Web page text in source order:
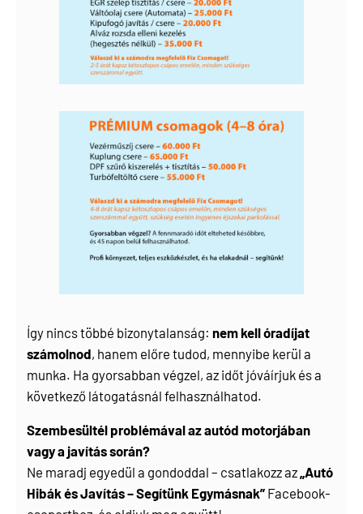
Így nincs többé bizonytalanság:nem kell óradíjat
számolnod, hanem előre tudod, mennyibe kerül a
munka. Ha gyorsabban végzel, az időt jóváírjuk és a
következő látogatásnál felhasználhatod.
Szembesültél problémával az autód motorjában
vagy a javítás során?
Ne maradj egyedül a gondoddal – csatlakozz az„Autó
Hibák és Javítás – Segítünk Egymásnak” Facebook-